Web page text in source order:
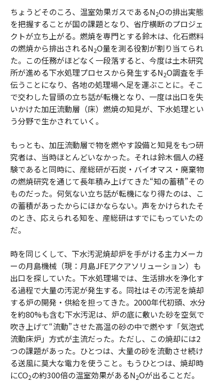
ちょうどそのころ、温室効果ガスであるN2Oの排出実態
を把握することが国の課題となり、省庁横断のプロジェ
クトが立ち上がる。燃焼を専門とする鈴木は、化石燃料
の燃焼から排出されるN2O量を測る役割が割り当てられ
た。この任務がほどなく一段落すると、今度は土木研究
所が進める下水処理プロセスから発生するN2O調査を手
伝うことになり、各地の処理場へ足を運ぶことに。そこ
で交わした冒頭の立ち話が転機となり、一度は出口を失
いかけた加圧流動層（床）燃焼の知見が、下水処理とい
う分野で生かされていく。
もっとも、加圧流動層で物を燃やす設備と知見をもつ研
究者は、当時ほとんどいなかった。それは鈴木個人の経
験であると同時に、産総研が石炭・バイオマス・廃棄物
の燃焼研究を通じて長年積み上げてきた“知の蓄積”その
ものだった。何気ない立ち話が転機になり得たのは、こ
の蓄積があったからにほかならない。声をかけられたそ
のとき、応えられる知を、産総研はすでにもっていたの
だ。
時を同じくして、下水汚泥焼却炉を手がける主力メーカ
ーの月島機械（現：月島JFEアクアソリューション）も
出口を探していた。下水処理場では、生活排水を浄化す
る過程で大量の汚泥が発生する。同社はその汚泥を焼却
する炉の開発・供給を担ってきた。2000年代初頭、水分
を約80%も含む下水汚泥は、炉の底に敷いた砂を空気で
吹き上げて“流動”させた高温の砂の中で燃やす「気泡式
流動床炉」方式が主流だった。ただし、この焼却には2
つの課題があった。ひとつは、大量の砂を流動させ続け
る送風に莫大な電力を使うこと。もうひとつは、焼却時
にCO2の約300倍の温室効果があるN2Oが出ることだ。